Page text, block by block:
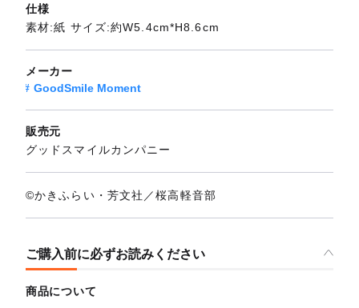
仕様
素材:紙 サイズ:約W5.4cm*H8.6cm
メーカー
GoodSmile Moment
販売元
グッドスマイルカンパニー
©かきふらい・芳文社／桜高軽音部
ご購入前に必ずお読みください
商品について